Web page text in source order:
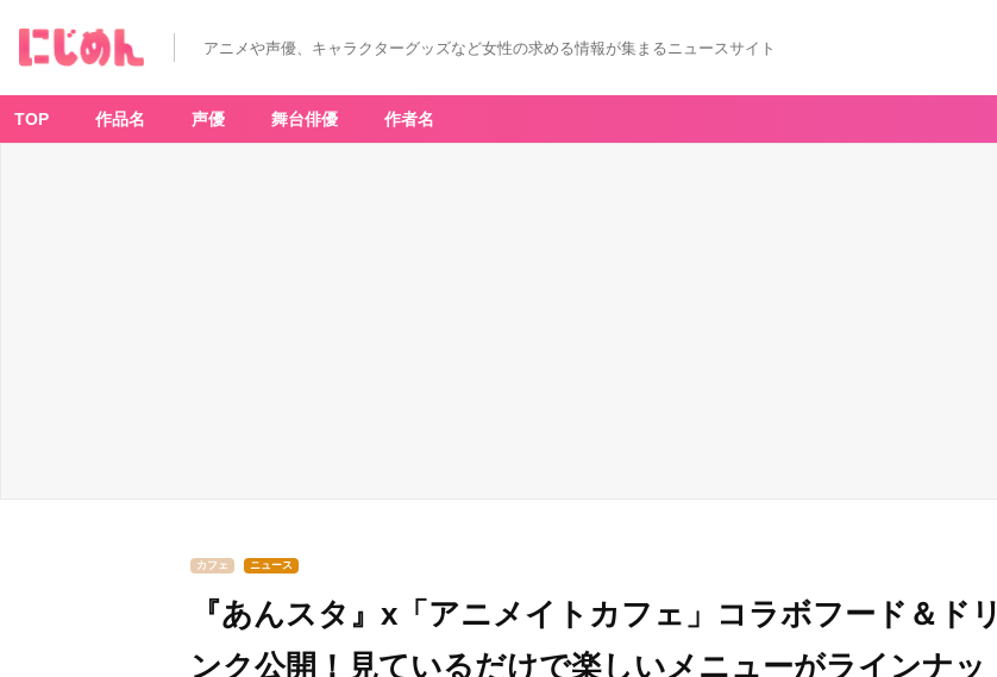
アニメや声優、キャラクターグッズなど女性の求める情報が集まるニュースサイト
TOP 作品名 声優 舞台俳優 作者名
カフェ ニュース
『あんスタ』x「アニメイトカフェ」コラボフード＆ドリ
ンク公開！見ているだけで楽しいメニューがラインナッ